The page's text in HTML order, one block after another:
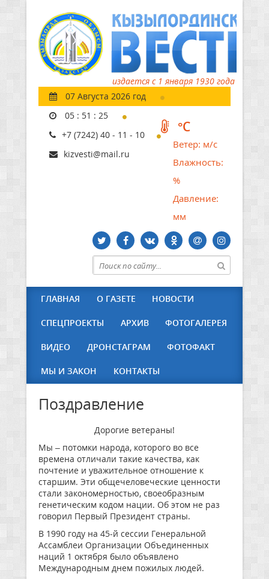
издается с 1 января 1930 года
07 Августа 2026 год
05 : 51 : 26
+7 (7242) 40 - 11 - 10
kizvesti@mail.ru
°C
Ветер: м/с
Влажность:
%
Давление:
мм
ГЛАВНАЯ О ГАЗЕТЕ НОВОСТИ
СПЕЦПРОЕКТЫ АРХИВ ФОТОГАЛЕРЕЯ
ВИДЕО ДРОНСТАГРАМ ФОТОФАКТ
МЫ И ЗАКОН КОНТАКТЫ
Поздравление
Дорогие ветераны!
Мы – потомки народа, которого во все
времена отличали такие качества, как
почтение и уважительное отношение к
старшим. Эти общечеловеческие ценности
стали закономерностью, своеобразным
генетическим кодом нации. Об этом не раз
говорил Первый Президент страны.
В 1990 году на 45-й сессии Генеральной
Ассамблеи Организации Объединенных
наций 1 октября было объявлено
Международным днем пожилых людей.